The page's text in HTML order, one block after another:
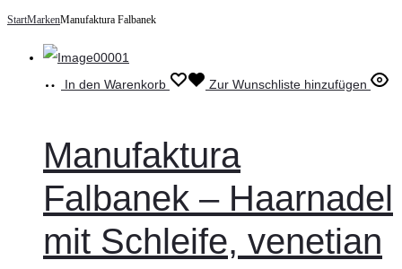
StartMarkenManufaktura Falbanek
In den Warenkorb Zur Wunschliste hinzufügen
Manufaktura
Falbanek – Haarnadel
mit Schleife, venetian